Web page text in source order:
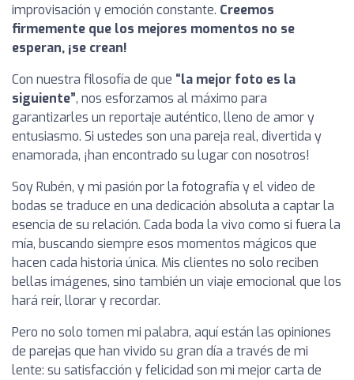
improvisación y emoción constante. Creemos
firmemente que los mejores momentos no se
esperan, ¡se crean!
Con nuestra filosofía de que “la mejor foto es la
siguiente”, nos esforzamos al máximo para
garantizarles un reportaje auténtico, lleno de amor y
entusiasmo. Si ustedes son una pareja real, divertida y
enamorada, ¡han encontrado su lugar con nosotros!
Soy Rubén, y mi pasión por la fotografía y el video de
bodas se traduce en una dedicación absoluta a captar la
esencia de su relación. Cada boda la vivo como si fuera la
mía, buscando siempre esos momentos mágicos que
hacen cada historia única. Mis clientes no solo reciben
bellas imágenes, sino también un viaje emocional que los
hará reír, llorar y recordar.
Pero no solo tomen mi palabra, aquí están las opiniones
de parejas que han vivido su gran día a través de mi
lente: su satisfacción y felicidad son mi mejor carta de